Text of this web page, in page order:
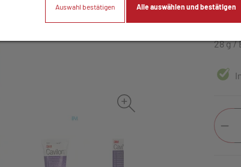
28 g /
Auswahl bestätigen Alle auswählen und bestätigen